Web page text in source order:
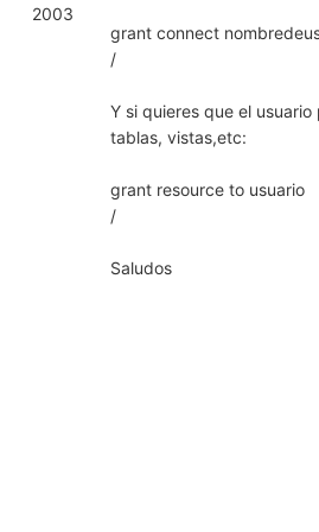
2003
grant connect
/
Y si quieres que el
tablas, vistas,etc:
grant resource to usuario
/
Saludos